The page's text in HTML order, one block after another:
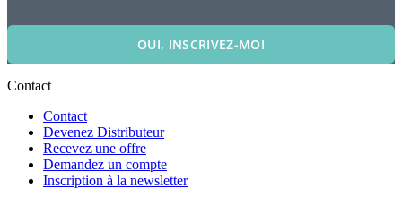
OUI, INSCRIVEZ-MOI
Contact
Contact
Devenez Distributeur
Recevez une offre
Demandez un compte
Inscription à la newsletter